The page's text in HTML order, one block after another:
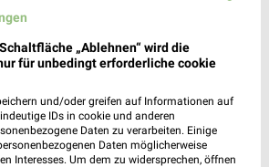
„Ablehnen“ wird die
für unbedingt erforderliche cookie
und/oder greifen auf Informationen auf
IDs in cookie und anderen
Daten zu verarbeiten. Einige
Daten möglicherweise
Interesses. Um dem zu widersprechen, öffnen